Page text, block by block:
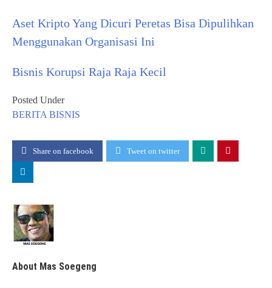
Aset Kripto Yang Dicuri Peretas Bisa Dipulihkan
Menggunakan Organisasi Ini
Bisnis Korupsi Raja Raja Kecil
Posted Under
BERITA BISNIS
Share on facebook Tweet on twitter
About Mas Soegeng